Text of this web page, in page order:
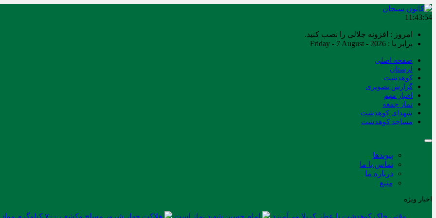
11:43:54
امروز : افزونه جلالی را نصب کنید.
برابر با : Friday - 7 August - 2026
صفحه اصلی
لرستان
کوهدشت
گزارش تصویری
اخبار مهم
نماز جمعه
شهدای کوهدشت
مساجد کوهدشت
پیوندها
تماس با ما
درباره ما
منبع
اخبار ویژه
وقتی خاک کوهدشت با عطر کربلا می‌آمیزد امام حسین شهید نماز است هلاکت چهار شرور مسلح وکشف ۷۰۰ کیلوگرم مواد مخدر